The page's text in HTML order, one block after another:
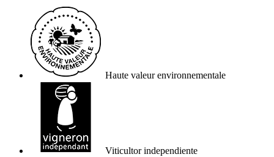
Haute valeur environnementale
Viticultor independiente